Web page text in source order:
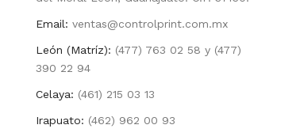
Email: ventas@controlprint.com.mx
León (Matríz): (477) 763 02 58 y (477)
390 22 94
Celaya: (461) 215 03 13
Irapuato: (462) 962 00 93